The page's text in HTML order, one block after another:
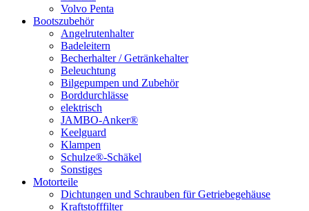
Volvo Penta
Bootszubehör
Angelrutenhalter
Badeleitern
Becherhalter / Getränkehalter
Beleuchtung
Bilgepumpen und Zubehör
Borddurchlässe
elektrisch
JAMBO-Anker®
Keelguard
Klampen
Schulze®-Schäkel
Sonstiges
Motorteile
Dichtungen und Schrauben für Getriebegehäuse
Kraftstofffilter